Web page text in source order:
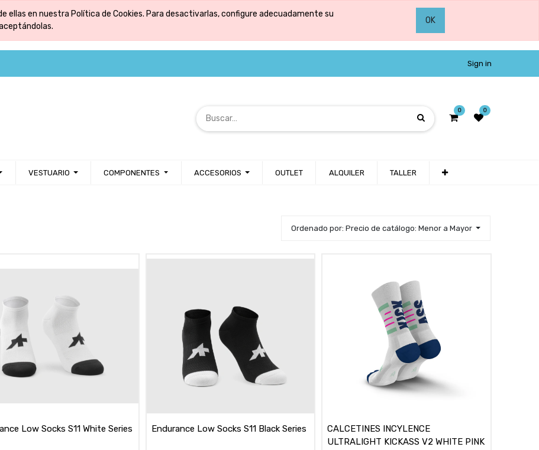
ellas en nuestra Política de Cookies. Para desactivarlas, configure adecuadamente su
OK
Sign in
0 0
VESTUARIO COMPONENTES ACCESORIOS OUTLET ALQUILER TALLER
Ordenado por: Precio de catálogo: Menor a Mayor
Low Socks S11 White Series Endurance Low Socks S11 Black Series
CALCETINES INCYLENCE
ULTRALIGHT KICKASS V2 WHITE PINK